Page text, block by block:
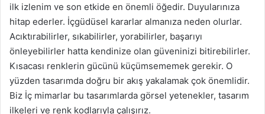
ilk izlenim ve son etkide en önemli öğedir. Duyularınıza
hitap ederler. İçgüdüsel kararlar almanıza neden olurlar.
Acıktırabilirler, sıkabilirler, yorabilirler, başarıyı
önleyebilirler hatta kendinize olan güveninizi bitirebilirler.
Kısacası renklerin gücünü küçümsememek gerekir. O
yüzden tasarımda doğru bir akış yakalamak çok önemlidir.
Biz İç mimarlar bu tasarımlarda görsel yetenekler, tasarım
ilkeleri ve renk kodlarıyla çalışırız.